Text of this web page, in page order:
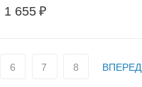
68037S, 68037S
1 655 ₽
6 7 8 ВПЕРЕД